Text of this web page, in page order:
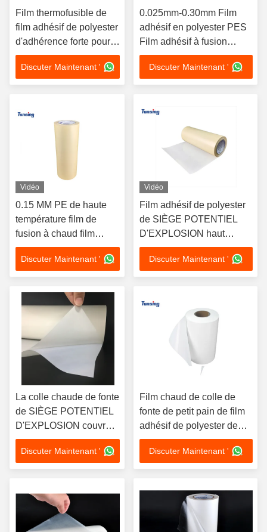
Film thermofusible de
film adhésif de polyester
d'adhérence forte pour
la correction de broderie
Discuter Maintenant '
0.025mm-0.30mm Film
adhésif en polyester PES
Film adhésif à fusion
chaude pour broderie de
liaison
Discuter Maintenant '
Vidéo
0.15 MM PE de haute
température film de
fusion à chaud film
adhésif de polyester
pour le mental
Discuter Maintenant '
Vidéo
Film adhésif de polyester
de SIÈGE POTENTIEL
D'EXPLOSION haut
Tempeture avec le papier
de libération d'auto-collant
pour des métaux
Discuter Maintenant '
La colle chaude de fonte
de SIÈGE POTENTIEL
D'EXPLOSION couvre
le film adhésif de
polyester résistant à la
chaleur et auto-adhésif
Discuter Maintenant '
Film chaud de colle de
fonte de petit pain de film
adhésif de polyester de
SIÈGE POTENTIEL
D'EXPLOSION pour le
tissu
Discuter Maintenant '